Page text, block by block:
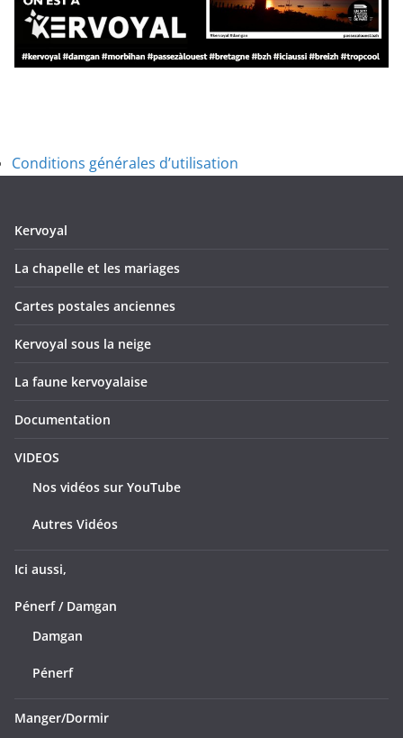
Conditions générales d’utilisation
Kervoyal
La chapelle et les mariages
Cartes postales anciennes
Kervoyal sous la neige
La faune kervoyalaise
Documentation
VIDEOS
Nos vidéos sur YouTube
Autres Vidéos
Ici aussi,
Pénerf / Damgan
Damgan
Pénerf
Manger/Dormir